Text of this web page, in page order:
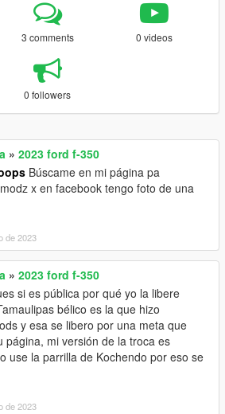
3 comments 0 videos
0 followers
» 2023 ford f-350
Búscame en mi página pa
x en facebook tengo foto de una
de 2023
» 2023 ford f-350
si es pública por qué yo la libere
bélico es la que hizo
y esa se libero por una meta que
página, mi versión de la troca es
use la parrilla de Kochendo por eso se
de 2023